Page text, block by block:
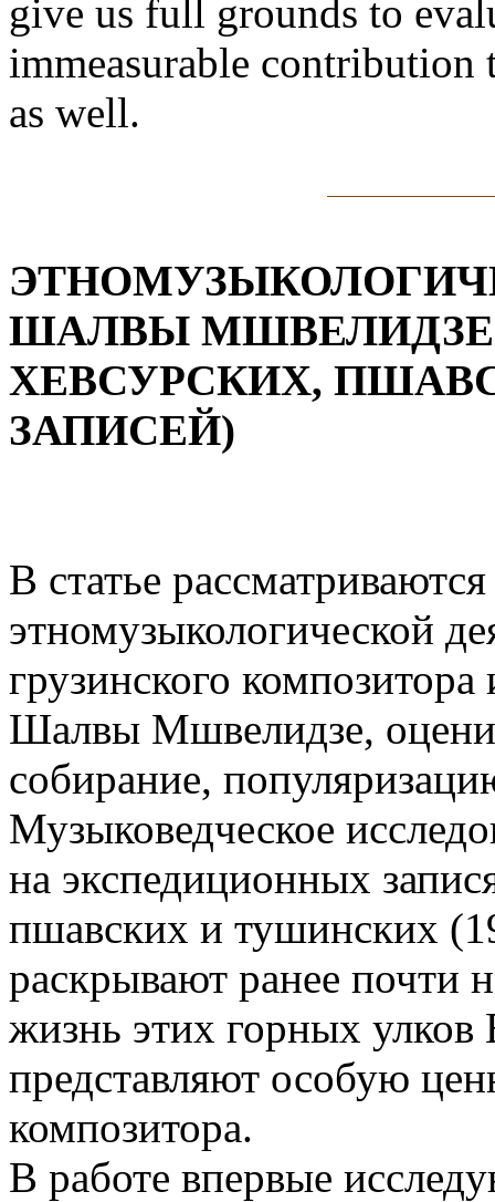
give us full grounds to
immeasurable
as well.
ШАЛВЫ МШВЕЛИДЗЕ
ХЕВСУРСКИХ,
ЗАПИСЕЙ)
В статье
этномузыкологической
грузинского
Шалвы Мшвелидзе,
собирание,
Музыковедческое
на экспедиционных
пшавских и тушинских
раскрывают ранее почти
жизнь этих горных
представляют особую
композитора.
В работе впервые